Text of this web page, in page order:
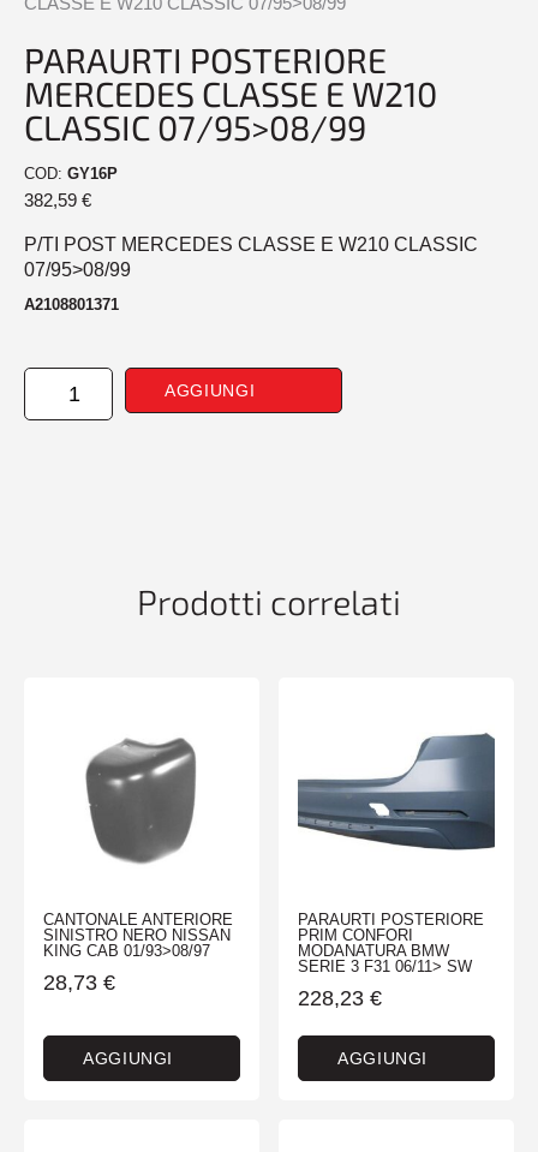
PARAURTI POSTERIORE
MERCEDES CLASSE E W210
CLASSIC 07/95>08/99
COD: GY16P
382,59 €
P/TI POST MERCEDES CLASSE E W210 CLASSIC
07/95>08/99
A2108801371
PARAURTI
POSTERIORE
AGGIUNGI
Prodotti correlati
CANTONALE ANTERIORE
SINISTRO NERO NISSAN
KING CAB 01/93>08/97
28,73 €
AGGIUNGI
PARAURTI POSTERIORE
PRIM CONFORI
MODANATURA BMW
SERIE 3 F31 06/11> SW
228,23 €
AGGIUNGI